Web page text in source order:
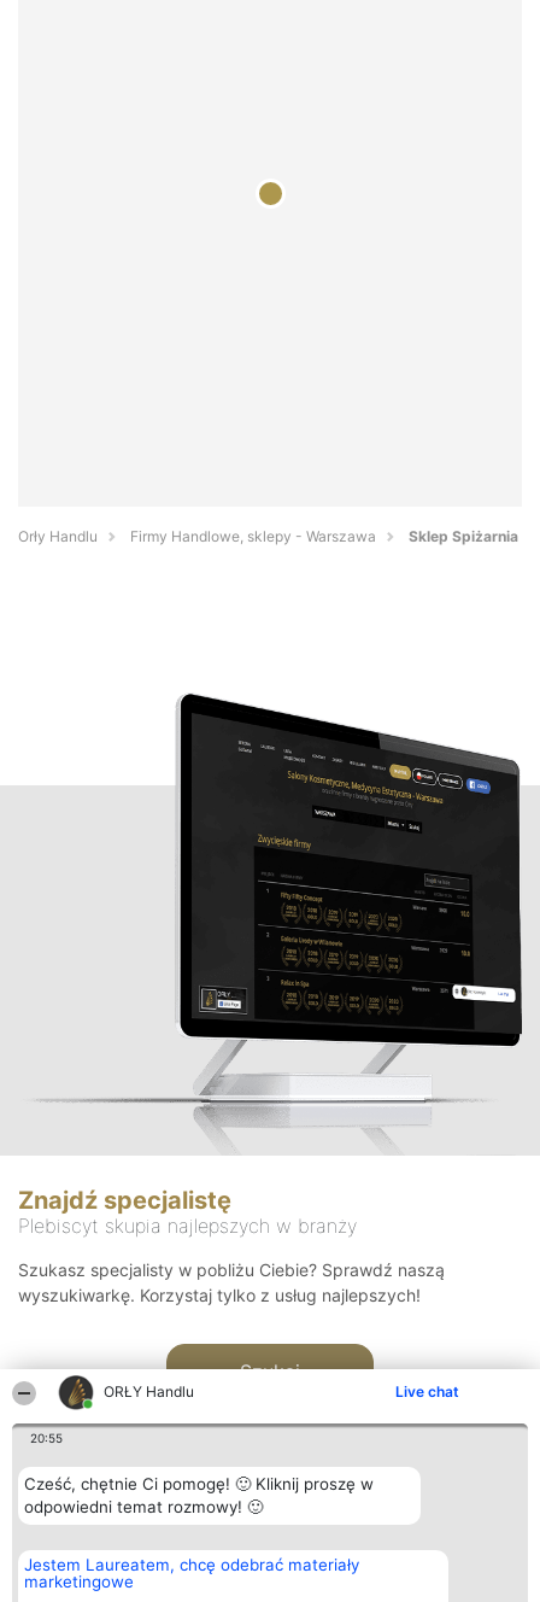
ORŁY Handlu Live chat
20:55
Cześć, chętnie Ci pomogę! 🙂 Kliknij proszę w
odpowiedni temat rozmowy! 🙂
Jestem Laureatem, chcę odebrać materiały
marketingowe
Orły Handlu Firmy Handlowe, sklepy - Warszawa Sklep Spiżarnia
Znajdź specjalistę
Plebiscyt skupia najlepszych w branży
Szukasz specjalisty w pobliżu Ciebie? Sprawdź naszą
wyszukiwarkę. Korzystaj tylko z usług najlepszych!
Szukaj
Organizator plebiscytu
Bright Side Solutions sp. z o.
o. sp. k.
Plebiscyt
Laureaci
Kontakt
Kontakt